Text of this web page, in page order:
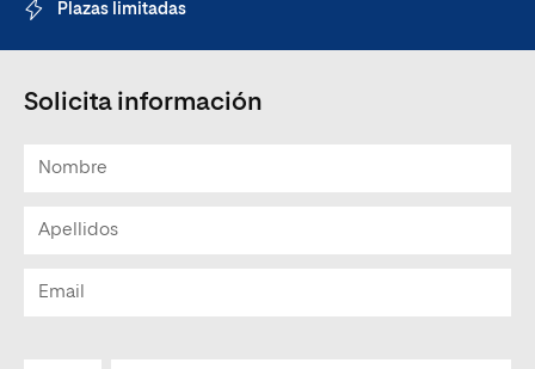
Plazas limitadas
Solicita información